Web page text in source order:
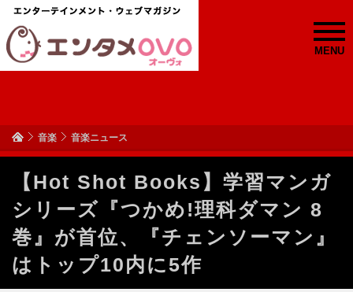
MENU
音楽 音楽ニュース
【Hot Shot Books】学習マンガ
シリーズ『つかめ!理科ダマン 8
巻』が首位、『チェンソーマン』
はトップ10内に5作